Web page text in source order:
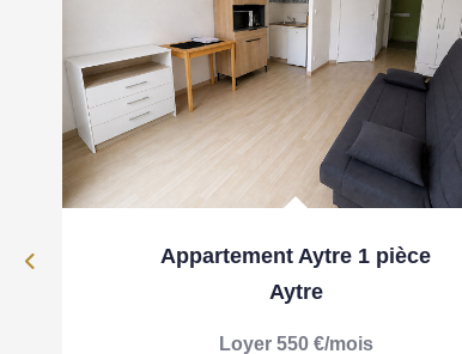
Appartement Aytre 1 pièce
Aytre
Loyer 550 €/mois